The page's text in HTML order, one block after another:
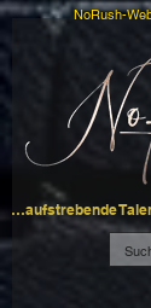
…aufstrebende
NoRush-